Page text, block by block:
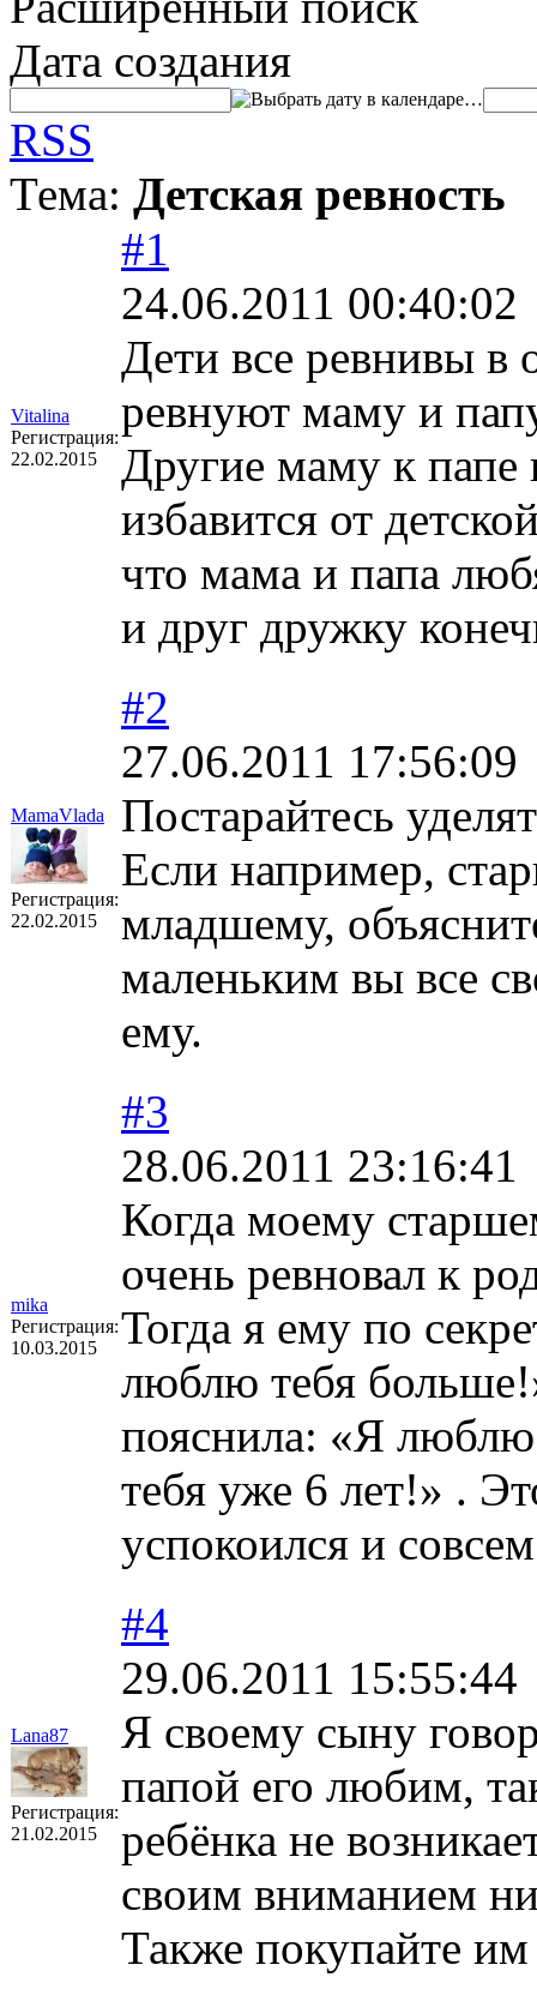
Дата создания
…
RSS
Тема: Детская ревность
Vitalina
Регистрация:
22.02.2015
#1
24.06.2011 00:40:02
Дети все ревнивы в
ревнуют маму и
Другие маму к
избавится от
что мама и папа
и друг дружку
MamaVlada
Регистрация:
22.02.2015
#2
27.06.2011 17:56:09
Постарайтесь
Если например,
младшему,
маленьким вы все
ему.
mika
Регистрация:
10.03.2015
#3
28.06.2011 23:16:41
Когда моему
очень ревновал к
Тогда я ему по
люблю тебя
пояснила: «Я люблю
тебя уже 6 лет!» .
успокоился и
Lana87
Регистрация:
21.02.2015
#4
29.06.2011 15:55:44
Я своему сыну
папой его любим,
ребёнка не
своим вниманием
Также покупайте